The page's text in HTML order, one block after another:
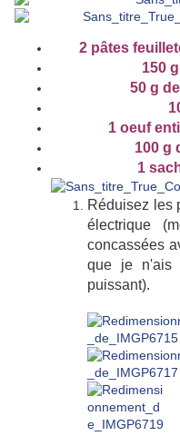
2 pâtes
150
50 g
1 oeuf
100 g
1
Réduisez les
électrique
concassées
que je n'ais
puissant).